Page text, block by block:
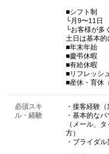
■シフト制
└月9〜11日
└お客様が多
土日は基本的
■年末年始
■慶弔休暇
■有給休暇
■リフレッシ
■産休・育休
必須スキ
ル・経験
・接客経験
・基本的な
（メール、
方）
・ブライダ